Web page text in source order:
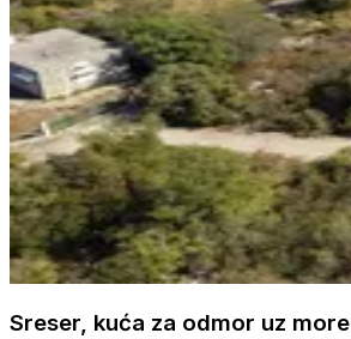
Sreser, kuća za odmor uz more